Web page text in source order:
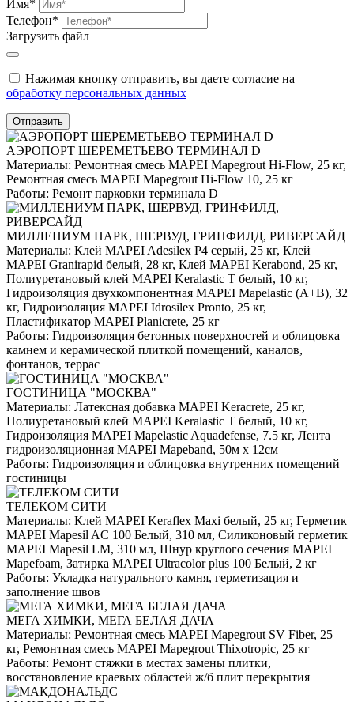
Имя*
Телефон*
Загрузить файл
Нажимая кнопку отправить, вы даете согласие на
обработку персональных данных
Отправить
АЭРОПОРТ ШЕРЕМЕТЬЕВО ТЕРМИНАЛ D
Материалы: Ремонтная смесь MAPEI Mapegrout Hi-Flow, 25 кг,
Ремонтная смесь MAPEI Mapegrout Hi-Flow 10, 25 кг
Работы: Ремонт парковки терминала D
МИЛЛЕНИУМ ПАРК, ШЕРВУД, ГРИНФИЛД, РИВЕРСАЙД
Материалы: Клей MAPEI Adesilex P4 серый, 25 кг, Клей
MAPEI Granirapid белый, 28 кг, Клей MAPEI Kerabond, 25 кг,
Полиуретановый клей MAPEI Keralastic T белый, 10 кг,
Гидроизоляция двухкомпонентная MAPEI Mapelastic (А+B), 32
кг, Гидроизоляция MAPEI Idrosilex Pronto, 25 кг,
Пластификатор MAPEI Planicrete, 25 кг
Работы: Гидроизоляция бетонных поверхностей и облицовка
камнем и керамической плиткой помещений, каналов,
фонтанов, террас
ГОСТИНИЦА "МОСКВА"
Материалы: Латексная добавка MAPEI Keracrete, 25 кг,
Полиуретановый клей MAPEI Keralastic T белый, 10 кг,
Гидроизоляция MAPEI Mapelastic Aquadefense, 7.5 кг, Лента
гидроизоляционная MAPEI Mapeband, 50м x 12см
Работы: Гидроизоляция и облицовка внутренних помещений
гостиницы
ТЕЛЕКОМ СИТИ
Материалы: Клей MAPEI Keraflex Maxi белый, 25 кг, Герметик
MAPEI Mapesil AC 100 Белый, 310 мл, Силиконовый герметик
MAPEI Mapesil LM, 310 мл, Шнур круглого сечения MAPEI
Mapefoam, Затирка MAPEI Ultracolor plus 100 Белый, 2 кг
Работы: Укладка натурального камня, герметизация и
заполнение швов
МЕГА ХИМКИ, МЕГА БЕЛАЯ ДАЧА
Материалы: Ремонтная смесь MAPEI Mapegrout SV Fiber, 25
кг, Ремонтная смесь MAPEI Mapegrout Thixotropic, 25 кг
Работы: Ремонт стяжки в местах замены плитки,
восстановление краевых областей ж/б плит перекрытия